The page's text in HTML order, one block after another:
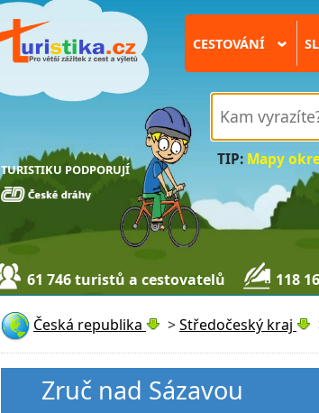
TURISTIKU PODPORUJÍ
CESTOVÁNÍ ›
TIP: Mapy
61 746 turistů a cestovatelů 118
Česká republika >Středočeský kraj
Zruč nad Sázavou